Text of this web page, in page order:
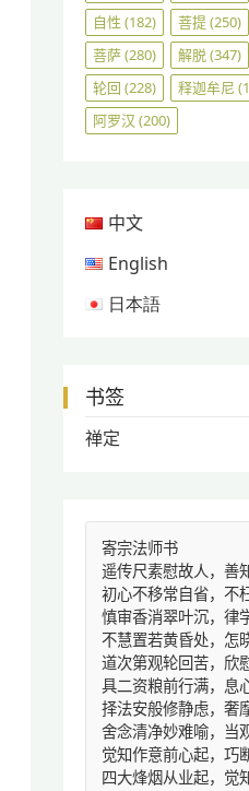
自性 (182) 菩提(250)
菩萨(280) 解脱(347)
轮回 (228) 释迦牟尼
阿罗汉 (200)
中文
English
日本語
书签
禅定
寄宗法师书
遥传尺素慰故人，善
初心不移常自省，不
慎审香消翠叶沉，律
不慧置若黄昏处，怎
道次第观轮回苦，欣
具二资粮前行满，息
择法安般修静虑，奢
舍念清净妙难喻，当
觉知作意前心起，巧
四大烽烟从业起，觉